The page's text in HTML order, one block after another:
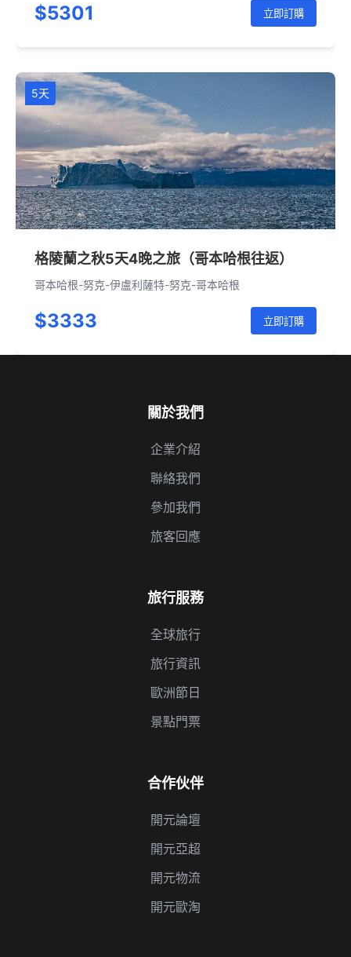
$5301 立即訂購
5天
格陵蘭之秋5天4晚之旅（哥本哈根往返）
哥本哈根-努克-伊盧利薩特-努克-哥本哈根
$3333 立即訂購
關於我們
企業介紹
聯絡我們
參加我們
旅客回應
旅行服務
全球旅行
旅行資訊
歐洲節日
景點門票
合作伙伴
開元論壇
開元亞超
開元物流
開元歐淘